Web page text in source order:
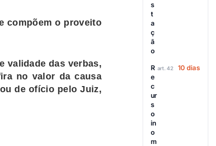
compõem o proveito
validade das verbas,
no valor da causa
de ofício pelo Juiz,
s
t
a
ç
ã
o
R
e
c
ur
s
o
in
o
m
art. 42 10 dias